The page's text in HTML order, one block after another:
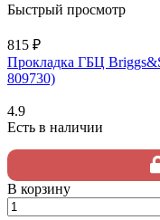
Быстрый просмотр
815 ₽
Прокладка ГБЦ
809730)
4.9
Есть в наличии
В корзину